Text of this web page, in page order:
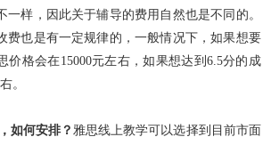
一样，因此关于辅导的费用自然也是不同的。
费也是有一定规律的，一般情况下，如果想要
价格会在15000元左右，如果想达到6.5分的成
。
如何安排？ 雅思线上教学可以选择到目前市面